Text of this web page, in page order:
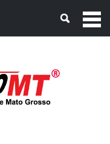
Mato Grosso, 07 de Agosto de 2026